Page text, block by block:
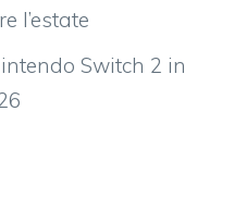
l’estate
Switch 2 in